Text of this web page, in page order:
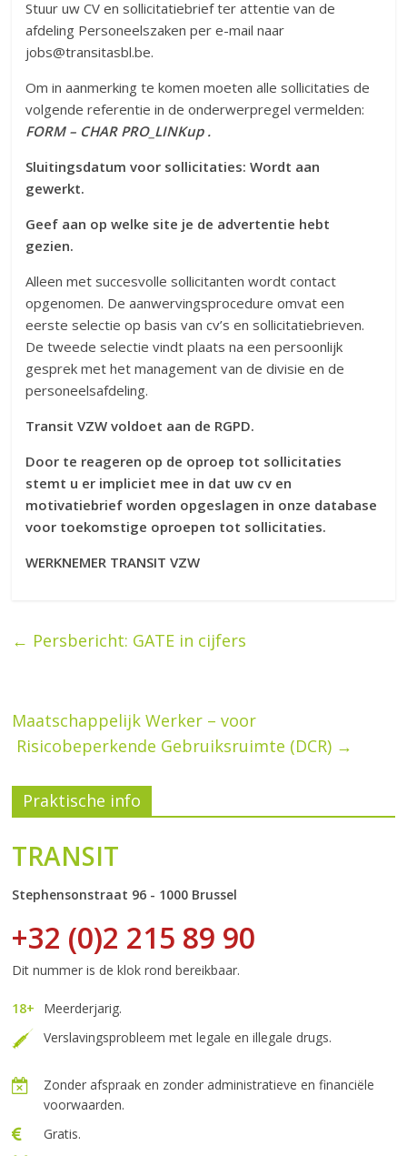
Stuur uw CV en sollicitatiebrief ter attentie van de
afdeling Personeelszaken per e-mail naar
jobs@transitasbl.be.
Om in aanmerking te komen moeten alle sollicitaties de
volgende referentie in de onderwerpregel vermelden:
FORM – CHAR PRO_LINKup .
Sluitingsdatum voor sollicitaties: Wordt aan
gewerkt.
Geef aan op welke site je de advertentie hebt
gezien.
Alleen met succesvolle sollicitanten wordt contact
opgenomen. De aanwervingsprocedure omvat een
eerste selectie op basis van cv’s en sollicitatiebrieven.
De tweede selectie vindt plaats na een persoonlijk
gesprek met het management van de divisie en de
personeelsafdeling.
Transit VZW voldoet aan de RGPD.
Door te reageren op de oproep tot sollicitaties
stemt u er impliciet mee in dat uw cv en
motivatiebrief worden opgeslagen in onze database
voor toekomstige oproepen tot sollicitaties.
WERKNEMER TRANSIT VZW
← Persbericht: GATE in cijfers
Maatschappelijk Werker – voor
Risicobeperkende Gebruiksruimte (DCR) →
Praktische info
TRANSIT
Stephensonstraat 96 - 1000 Brussel
+32 (0)2 215 89 90
Dit nummer is de klok rond bereikbaar.
18+
Meerderjarig.
Verslavingsprobleem met legale en illegale drugs.
Zonder afspraak en zonder administratieve en financiële
voorwaarden.
Gratis.